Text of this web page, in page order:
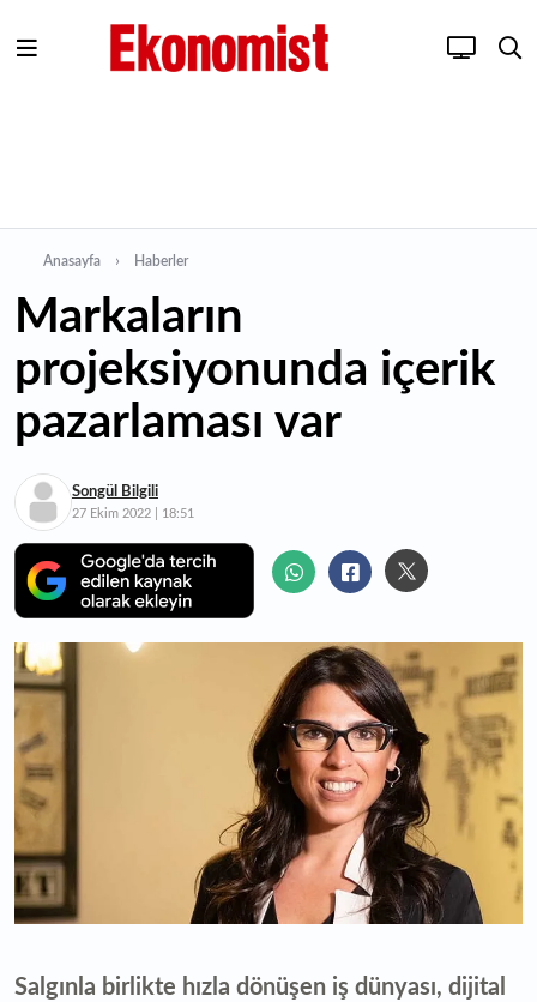
Anasayfa Haberler
Markaların
projeksiyonunda içerik
pazarlaması var
Songül Bilgili
27 Ekim 2022 | 18:51
Salgınla birlikte hızla dönüşen iş dünyası, dijital